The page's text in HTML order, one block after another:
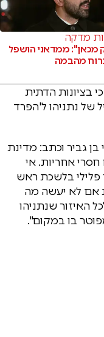
מדקה
ממדאני הושפל
מהבמה
בציונות הדתית
של נתניהו ל'הפרד
בן גביר וכתב: מדינת
אחריות. אי
בלשכת ראש
אם לא יעשה מה
האיזור שנתניהו
בו במקום".